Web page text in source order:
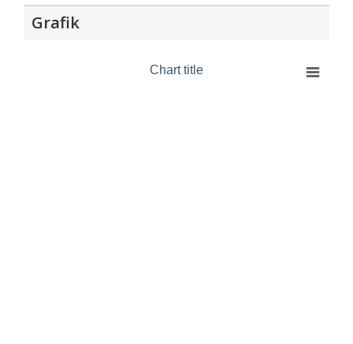
Grafik
Chart title